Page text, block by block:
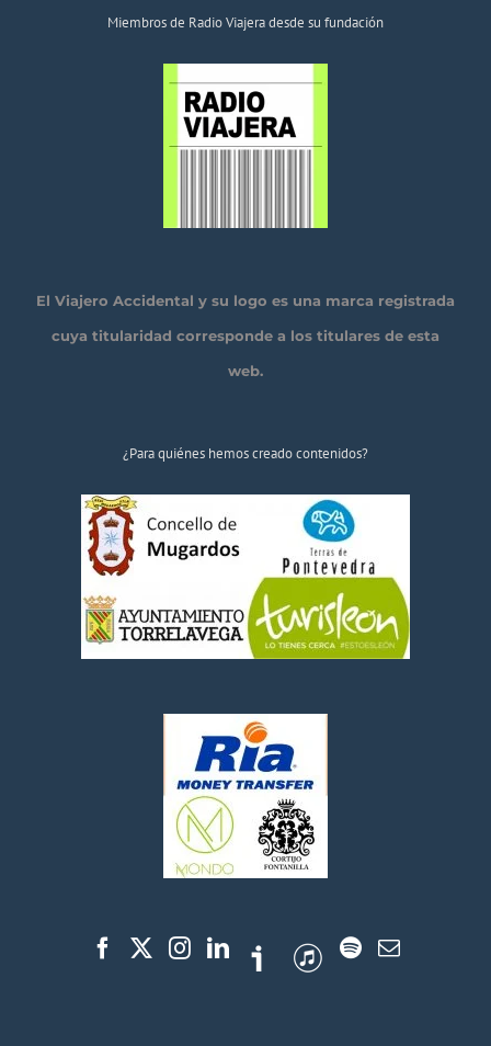
Miembros de Radio Viajera desde su fundación
El Viajero Accidental y su logo es una marca registrada
cuya titularidad corresponde a los titulares de esta
web.
¿Para quiénes hemos creado contenidos?